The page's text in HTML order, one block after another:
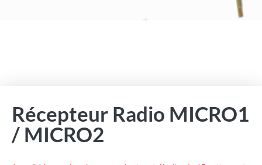
Récepteur Radio MICRO1
/ MICRO2